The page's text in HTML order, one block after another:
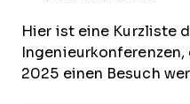
Hier ist eine Kurzliste
2025 einen Besuch